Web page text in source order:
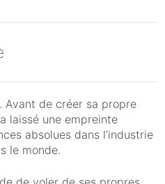
Avant de créer sa propre
laissé une empreinte
absolues dans l’industrie
le monde.